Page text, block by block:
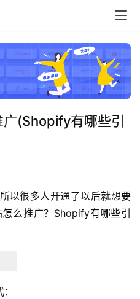
(Shopify有哪些引
以很多人开通了以后就想要
么推广？Shopify有哪些引